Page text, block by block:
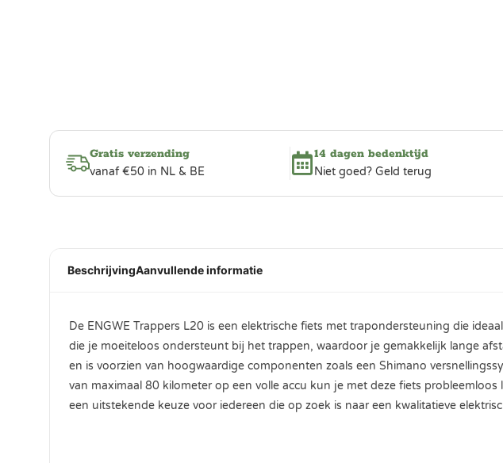
Gratis verzending
vanaf €50 in NL & BE
14 dagen bedenktijd
Niet goed? Geld terug
BeschrijvingAanvullende informatie
De ENGWE Trappers L20 is een elektrische fiets met trapondersteuning die
die je moeiteloos ondersteunt bij het trappen, waardoor je gemakkelijk lange
en is voorzien van hoogwaardige componenten zoals een Shimano
van maximaal 80 kilometer op een volle accu kun je met deze fiets
een uitstekende keuze voor iedereen die op zoek is naar een kwalitatieve